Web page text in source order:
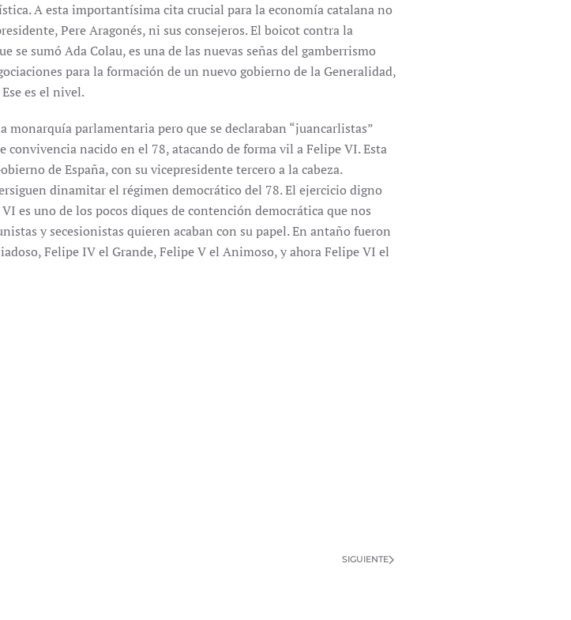
A esta importantísima cita crucial para la economía catalana no
Pere Aragonés, ni sus consejeros. El boicot contra la
se sumó Ada Colau, es una de las nuevas señas del gamberrismo
para la formación de un nuevo gobierno de la Generalidad,
es el nivel.
monarquía parlamentaria pero que se declaraban “juancarlistas”
nacido en el 78, atacando de forma vil a Felipe VI. Esta
de España, con su vicepresidente tercero a la cabeza.
dinamitar el régimen democrático del 78. El ejercicio digno
es uno de los pocos diques de contención democrática que nos
y secesionistas quieren acaban con su papel. En antaño fueron
Felipe IV el Grande, Felipe V el Animoso, y ahora Felipe VI el
SIGUIENTE